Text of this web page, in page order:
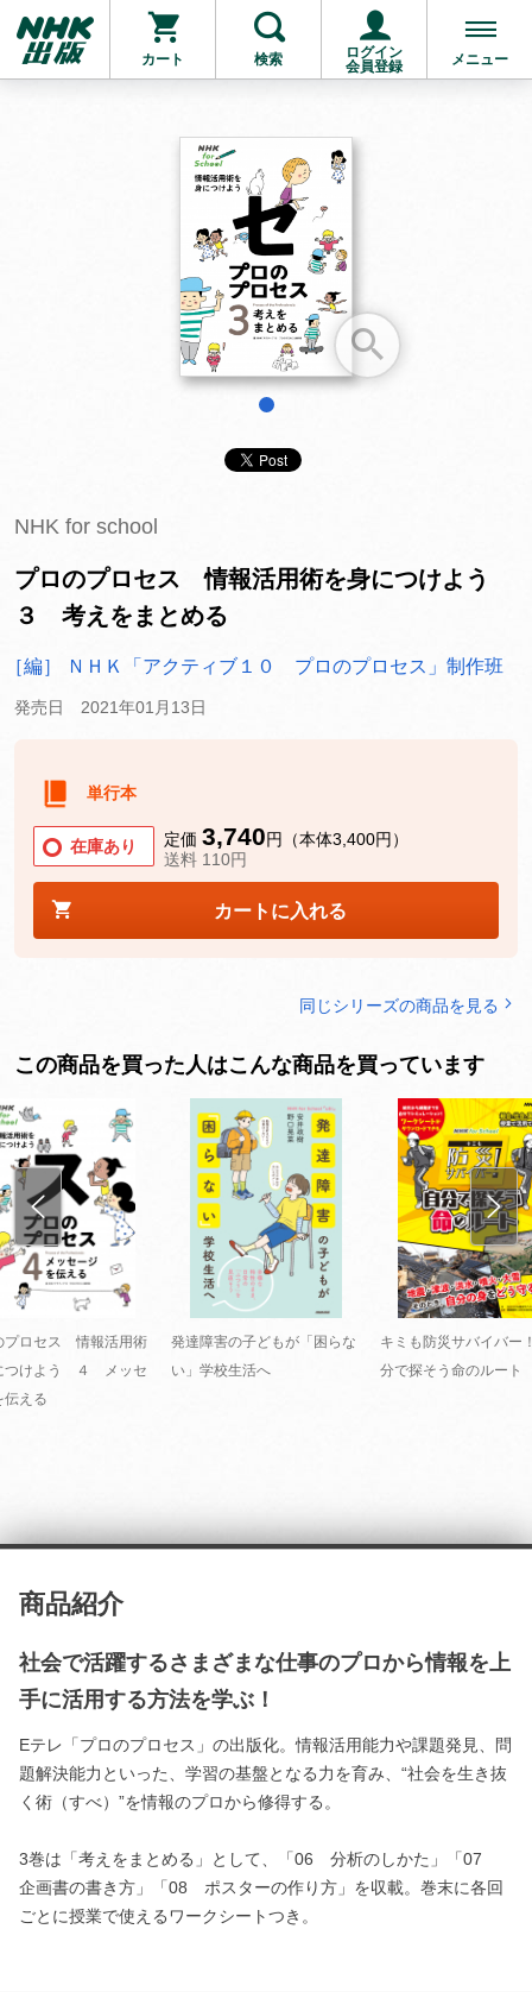
カート 検索
ログイン
会員登録
メニュー
お支払いに進む
他にも商品を買う
NHK for school
プロのプロセス 情報活用術を身につけよう
３ 考えをまとめる
［編］ ＮＨＫ「アクティブ１０ プロのプロセス」制作班
発売日 2021年01月13日
単行本
在庫あり 定価 3,740円（本体3,400円）
送料 110円
カートに入れる
同じシリーズの商品を見る
この商品を買った人はこんな商品を買っています
プロセス 情報活用術
つけよう ４ メッセ
伝える
発達障害の子どもが「困らな
い」学校生活へ
キミも防災サバイバ
分で探そう命のルート
商品紹介
社会で活躍するさまざまな仕事のプロから情報を上
手に活用する方法を学ぶ！
Eテレ「プロのプロセス」の出版化。情報活用能力や課題発見、問
題解決能力といった、学習の基盤となる力を育み、“社会を生き抜
く術（すべ）”を情報のプロから修得する。
3巻は「考えをまとめる」として、「06 分析のしかた」「07
企画書の書き方」「08 ポスターの作り方」を収載。巻末に各回
ごとに授業で使えるワークシートつき。